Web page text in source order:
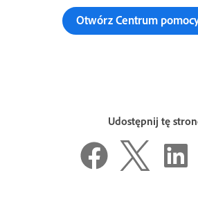
Otwórz Centrum
Udostępnij tę